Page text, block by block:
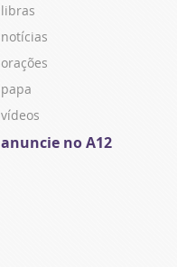
libras
notícias
orações
papa
vídeos
anuncie no A12